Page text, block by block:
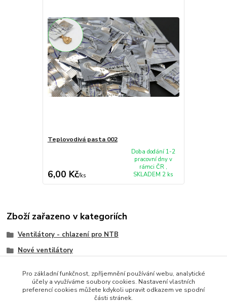
Teplovodivá pasta 002
6,00 Kč/ks
Doba dodání 1-2
pracovní dny v
rámci ČR ,
SKLADEM 2 ks
Zboží zařazeno v kategoriích
Ventilátory - chlazení pro NTB
Nové ventilátory
Pro základní funkčnost, zpříjemnění používání webu, analytické
účely a využíváme soubory cookies. Nastavení vlastních
preferencí cookies můžete kdykoli upravit odkazem ve spodní
části stránek.